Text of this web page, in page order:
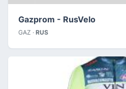
Gazprom - RusVelo
GAZ · RUS